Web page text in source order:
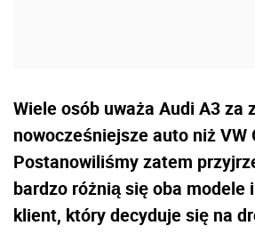
Wiele osób uważa Audi A3 za
nowocześniejsze auto niż VW
Postanowiliśmy zatem
bardzo różnią się oba modele
klient, który decyduje się na